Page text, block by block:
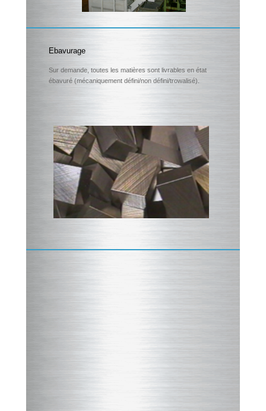
Ebavurage
Sur demande, toutes les matières sont livrables en état
ébavuré (mécaniquement défini/non défini/trowalisé).